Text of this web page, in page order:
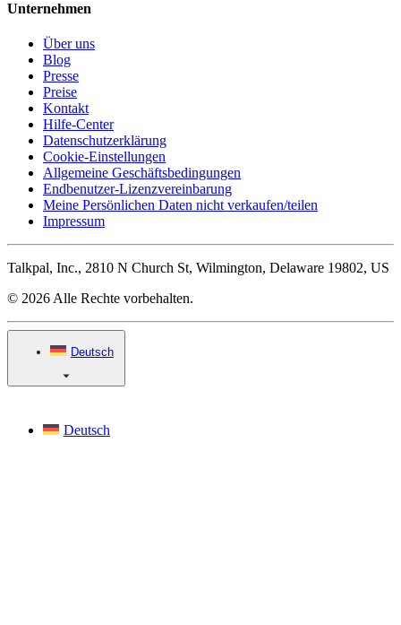
Unternehmen
Über uns
Blog
Presse
Preise
Kontakt
Hilfe-Center
Datenschutzerklärung
Cookie-Einstellungen
Allgemeine Geschäftsbedingungen
Endbenutzer-Lizenzvereinbarung
Meine Persönlichen Daten nicht verkaufen/teilen
Impressum
Talkpal, Inc., 2810 N Church St, Wilmington, Delaware 19802, US
© 2026 Alle Rechte vorbehalten.
Deutsch
Deutsch